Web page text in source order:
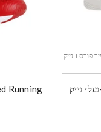
כל הדגמים אייר פורס 1 נייק NIKE AIR FORCE 1 החל מ
נעלי נייק-Nike Air Force 1 Low White